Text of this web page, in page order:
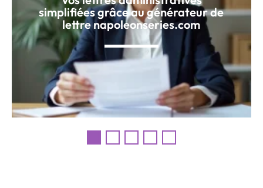
simplifiées grâce au générateur de
lettre napoleonseries.com